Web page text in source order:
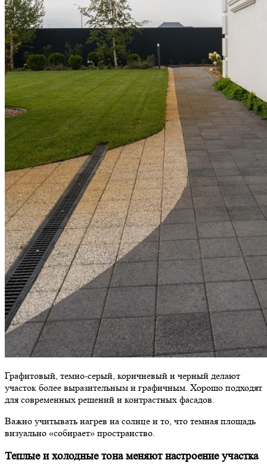
Графитовый, темно-серый, коричневый и черный делают
участок более выразительным и графичным. Хорошо подходят
для современных решений и контрастных фасадов.
Важно учитывать нагрев на солнце и то, что темная площадь
визуально «собирает» пространство.
Теплые и холодные тона меняют настроение участка